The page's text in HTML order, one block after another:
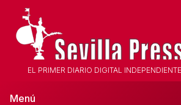
EL PRIMER DIARIO DIGITAL
Menú